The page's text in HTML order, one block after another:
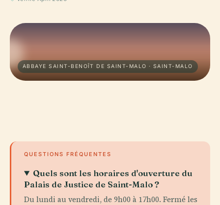
ABBAYE SAINT-BENOÎT DE SAINT-MALO · SAINT-MALO
QUESTIONS FRÉQUENTES
Quels sont les horaires d'ouverture du
Palais de Justice de Saint-Malo ?
Du lundi au vendredi, de 9h00 à 17h00. Fermé les